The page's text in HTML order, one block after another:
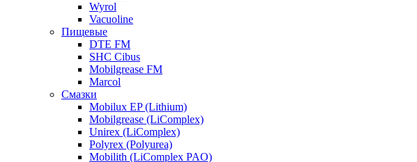
Wyrol
Vacuoline
Пищевые
DTE FM
SHC Cibus
Mobilgrease FM
Marcol
Смазки
Mobilux EP (Lithium)
Mobilgrease (LiComplex)
Unirex (LiComplex)
Polyrex (Polyurea)
Mobilith (LiComplex PAO)